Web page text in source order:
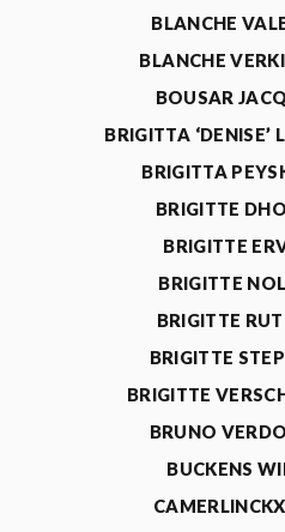
BLANCHE
BLANCHE
BOUSAR
BRIGITTA ‘DENISE’
BRIGITTA
BRIGITTE
BRIGITTE
BRIGITTE
BRIGITTE
BRIGITTE
BRIGITTE
BRUNO
BUCKENS